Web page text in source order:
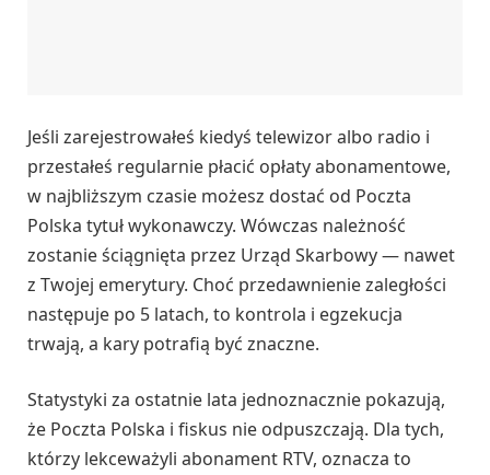
Jeśli zarejestrowałeś kiedyś telewizor albo radio i
przestałeś regularnie płacić opłaty abonamentowe,
w najbliższym czasie możesz dostać od Poczta
Polska tytuł wykonawczy. Wówczas należność
zostanie ściągnięta przez Urząd Skarbowy — nawet
z Twojej emerytury. Choć przedawnienie zaległości
następuje po 5 latach, to kontrola i egzekucja
trwają, a kary potrafią być znaczne.
Statystyki za ostatnie lata jednoznacznie pokazują,
że Poczta Polska i fiskus nie odpuszczają. Dla tych,
którzy lekceważyli abonament RTV, oznacza to